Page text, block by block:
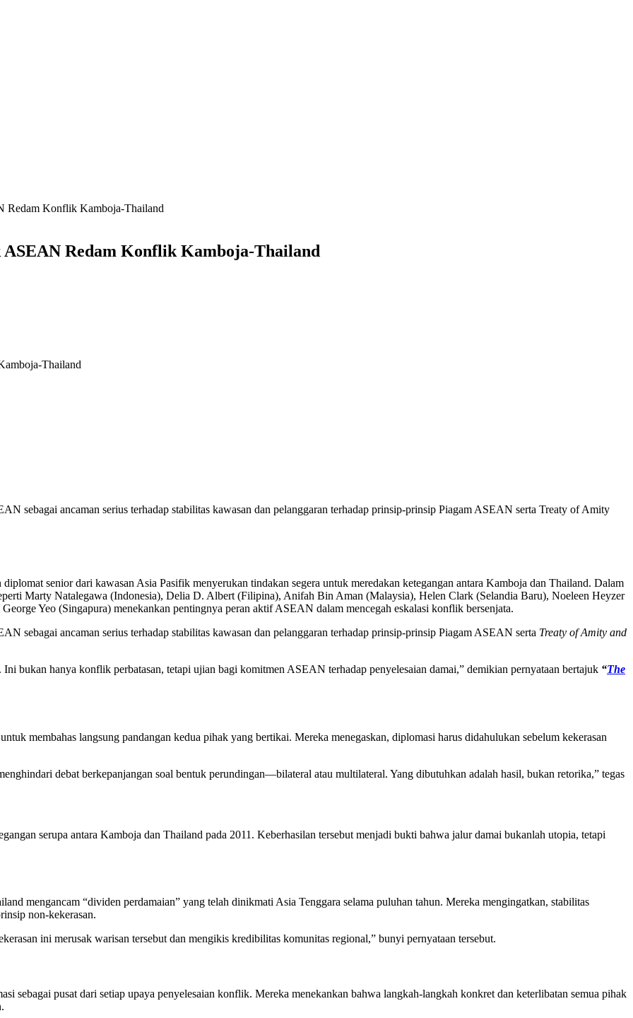
Redam Konflik Kamboja-Thailand
Redam Konflik Kamboja-Thailand
Thailand
sebagai ancaman serius terhadap stabilitas kawasan dan pelanggaran terhadap prinsip-prinsip Piagam ASEAN serta Treaty of Amity
senior dari kawasan Asia Pasifik menyerukan tindakan segera untuk meredakan ketegangan antara Kamboja dan Thailand. Dalam
Marty Natalegawa (Indonesia), Delia D. Albert (Filipina), Anifah Bin Aman (Malaysia), Helen Clark (Selandia Baru), Noeleen Heyzer
Yeo (Singapura) menekankan pentingnya peran aktif ASEAN dalam mencegah eskalasi konflik bersenjata.
sebagai ancaman serius terhadap stabilitas kawasan dan pelanggaran terhadap prinsip-prinsip Piagam ASEAN serta Treaty of Amity and
bukan hanya konflik perbatasan, tetapi ujian bagi komitmen ASEAN terhadap penyelesaian damai,” demikian pernyataan bertajuk “The
membahas langsung pandangan kedua pihak yang bertikai. Mereka menegaskan, diplomasi harus didahulukan sebelum kekerasan
debat berkepanjangan soal bentuk perundingan—bilateral atau multilateral. Yang dibutuhkan adalah hasil, bukan retorika,” tegas
serupa antara Kamboja dan Thailand pada 2011. Keberhasilan tersebut menjadi bukti bahwa jalur damai bukanlah utopia, tetapi
mengancam “dividen perdamaian” yang telah dinikmati Asia Tenggara selama puluhan tahun. Mereka mengingatkan, stabilitas
non-kekerasan.
ini merusak warisan tersebut dan mengikis kredibilitas komunitas regional,” bunyi pernyataan tersebut.
sebagai pusat dari setiap upaya penyelesaian konflik. Mereka menekankan bahwa langkah-langkah konkret dan keterlibatan semua pihak